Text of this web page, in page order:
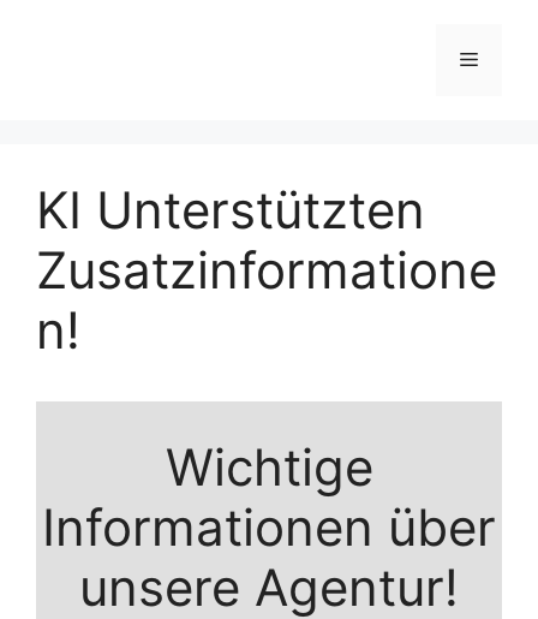
Menü
KI Unterstützten
Zusatzinformatione
n!
Wichtige
Informationen über
unsere Agentur!